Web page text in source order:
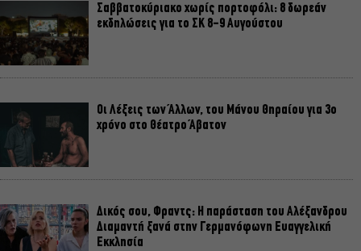
Σαββατοκύριακο χωρίς πορτοφόλι: 8 δωρεάν
εκδηλώσεις για το ΣΚ 8-9 Αυγούστου
Οι Λέξεις των Άλλων, του Μάνου Θηραίου για 3ο
χρόνο στο Θέατρο Άβατον
Δικός σου, Φραντς: Η παράσταση του Αλέξανδρου
Διαμαντή ξανά στην Γερμανόφωνη Ευαγγελική
Εκκλησία